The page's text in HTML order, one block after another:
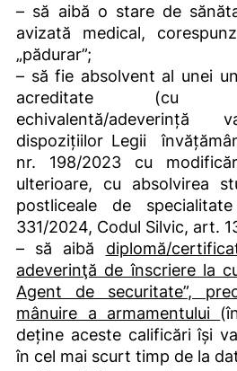
– să aibă o stare de
avizată medical,
„pădurar”;
– să fie absolvent al unei
acreditate (cu
echivalentă/adeverință
dispozițiilor Legii
nr. 198/2023 cu
ulterioare, cu absolvirea
postliceale de
331/2024, Codul Silvic, art.
– să aibă diplomă/
adeverinţă de înscriere la
Agent de securitate”,
mânuire a armamentului
deține aceste calificări își
în cel mai scurt timp de la